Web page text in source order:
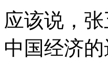
应该说，
中国经济